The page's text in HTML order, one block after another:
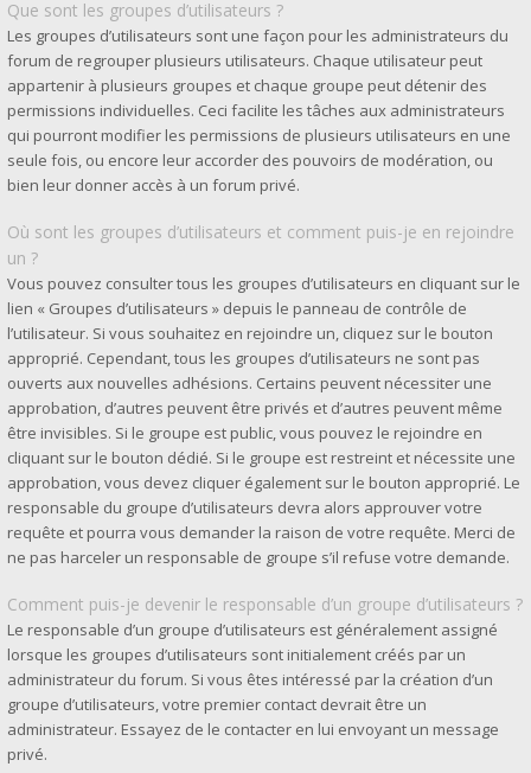
Que sont les groupes d’utilisateurs ?
Les groupes d’utilisateurs sont une façon pour les administrateurs du
forum de regrouper plusieurs utilisateurs. Chaque utilisateur peut
appartenir à plusieurs groupes et chaque groupe peut détenir des
permissions individuelles. Ceci facilite les tâches aux administrateurs
qui pourront modifier les permissions de plusieurs utilisateurs en une
seule fois, ou encore leur accorder des pouvoirs de modération, ou
bien leur donner accès à un forum privé.
Où sont les groupes d’utilisateurs et comment puis-je en rejoindre
un ?
Vous pouvez consulter tous les groupes d’utilisateurs en cliquant sur le
lien « Groupes d’utilisateurs » depuis le panneau de contrôle de
l’utilisateur. Si vous souhaitez en rejoindre un, cliquez sur le bouton
approprié. Cependant, tous les groupes d’utilisateurs ne sont pas
ouverts aux nouvelles adhésions. Certains peuvent nécessiter une
approbation, d’autres peuvent être privés et d’autres peuvent même
être invisibles. Si le groupe est public, vous pouvez le rejoindre en
cliquant sur le bouton dédié. Si le groupe est restreint et nécessite une
approbation, vous devez cliquer également sur le bouton approprié. Le
responsable du groupe d’utilisateurs devra alors approuver votre
requête et pourra vous demander la raison de votre requête. Merci de
ne pas harceler un responsable de groupe s’il refuse votre demande.
Comment puis-je devenir le responsable d’un groupe d’utilisateurs ?
Le responsable d’un groupe d’utilisateurs est généralement assigné
lorsque les groupes d’utilisateurs sont initialement créés par un
administrateur du forum. Si vous êtes intéressé par la création d’un
groupe d’utilisateurs, votre premier contact devrait être un
administrateur. Essayez de le contacter en lui envoyant un message
privé.